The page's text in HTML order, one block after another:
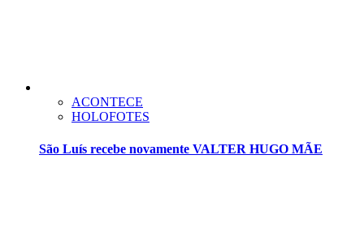
ACONTECE
HOLOFOTES
São Luís recebe novamente VALTER HUGO MÃE